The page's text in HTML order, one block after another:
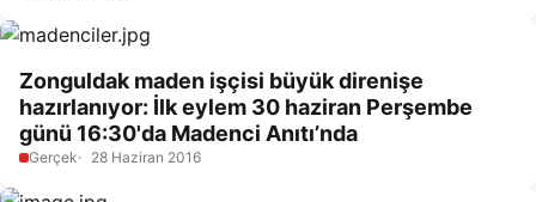
Zonguldak maden işçisi büyük direnişe
hazırlanıyor: İlk eylem 30 haziran Perşembe
günü 16:30'da Madenci Anıtı’nda
Gerçek 28 Haziran 2016